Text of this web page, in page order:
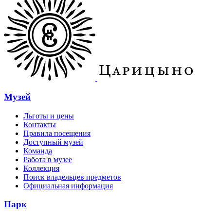
Музей
Льготы и цены
Контакты
Правила посещения
Доступный музей
Команда
Работа в музее
Коллекция
Поиск владельцев предметов
Официальная информация
Парк